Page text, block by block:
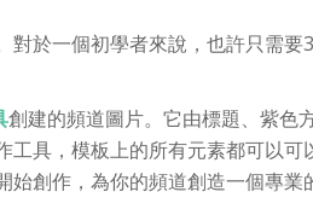
對於一個初學者來說，也許只需要3
創建的頻道圖片。它由標題、紫色
工具，模板上的所有元素都可以可
始創作，為你的頻道創造一個專業